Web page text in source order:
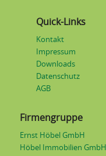
Quick-Links
Kontakt
Impressum
Downloads
Datenschutz
AGB
Firmengruppe
Ernst Höbel GmbH
Höbel Immobilien GmbH